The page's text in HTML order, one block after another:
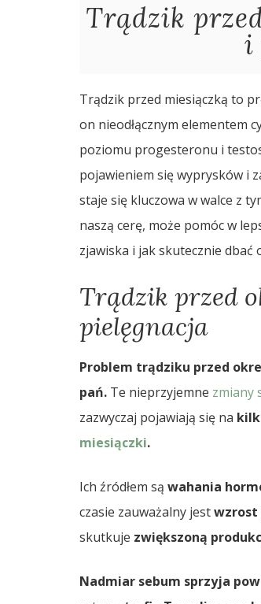
Trądzik
i
Trądzik przed miesiączką to
on nieodłącznym elementem
poziomu progesteronu i
pojawieniem się wyprysków i
staje się kluczowa w walce z
naszą cerę, może pomóc w
zjawiska i jak skutecznie dbać
Trądzik przed
pielęgnacja
Problem trądziku przed
pań.Te nieprzyjemne zmiany
zazwyczaj pojawiają się na
miesiączki.
Ich źródłem są wahania
czasie zauważalny jestwzrost
skutkuje zwiększoną
Nadmiar sebum sprzyja